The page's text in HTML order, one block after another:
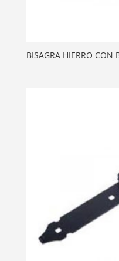
BISAGRA HIERRO